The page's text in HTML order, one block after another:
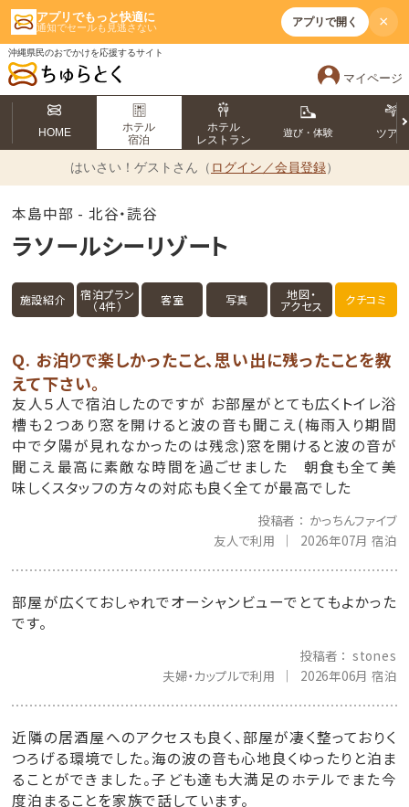
アプリでもっと快適に
通知でセールも見逃さない アプリで開く ×
沖縄県民のおでかけを応援するサイト
マイページ
HOME
ホテル
宿泊
ホテル
レストラン
遊び・体験 ツアー
はいさい！ ゲストさん（ ログイン／会員登録）
本島中部 - 北谷・読谷
ラソールシーリゾート
施設紹介 宿泊プラン
（4件） 客室 写真 地図・
アクセス クチコミ
Q. お泊りで楽しかったこと、思い出に残ったことを教
えて下さい。
友人５人で宿泊したのですが お部屋がとても広くトイレ浴
槽も２つあり窓を開けると波の音も聞こえ(梅雨入り期間
中で夕陽が見れなかったのは残念)窓を開けると波の音が
聞こえ最高に素敵な時間を過ごせました 朝食も全て美
味しくスタッフの方々の対応も良く全てが最高でした
投稿者
かっちんファイブ
友人で利用
2026年07月 宿泊
部屋が広くておしゃれでオーシャンビューでとてもよかった
です。
投稿者
stones
夫婦・カップルで利用
2026年06月 宿泊
近隣の居酒屋へのアクセスも良く、部屋が凄く整っておりく
つろげる環境でした。海の波の音も心地良くゆったりと泊ま
ることができました。子ども達も大満足のホテルでまた今
度泊まることを家族で話しています。